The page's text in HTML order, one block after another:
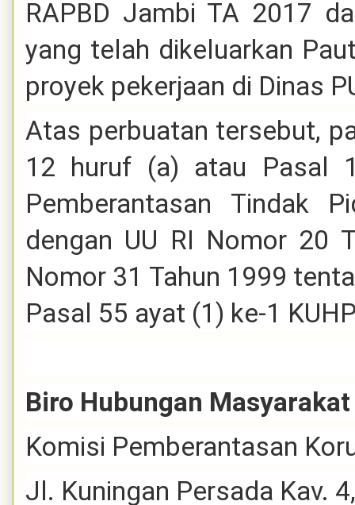
RAPBD Jambi TA 2017
yang telah dikeluarkan
proyek pekerjaan di Dinas
Atas perbuatan tersebut,
12 huruf (a) atau Pasal
Pemberantasan Tindak
dengan UU RI Nomor 20
Nomor 31 Tahun 1999
Pasal 55 ayat (1) ke-1
Biro Hubungan Masyarakat
Komisi Pemberantasan
Jl. Kuningan Persada Kav.